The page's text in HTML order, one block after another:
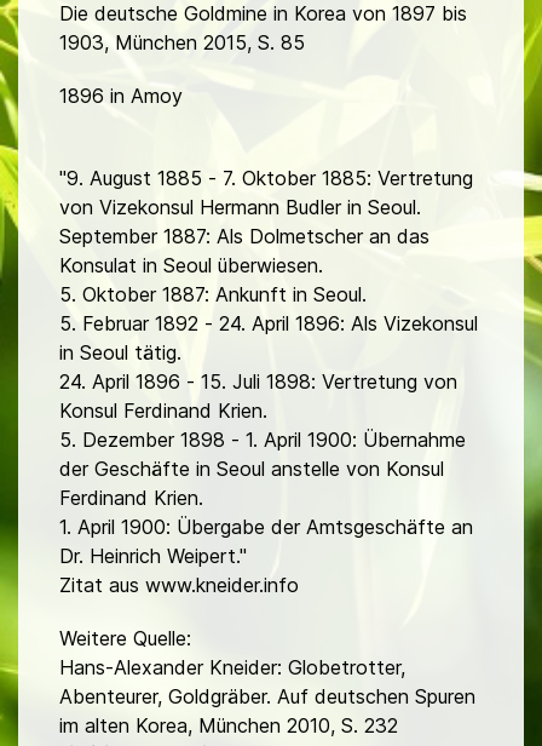
Die deutsche Goldmine in Korea von 1897 bis
1903, München 2015, S. 85
1896 in Amoy
"9. August 1885 - 7. Oktober 1885: Vertretung
von Vizekonsul Hermann Budler in Seoul.
September 1887: Als Dolmetscher an das
Konsulat in Seoul überwiesen.
5. Oktober 1887: Ankunft in Seoul.
5. Februar 1892 - 24. April 1896: Als Vizekonsul
in Seoul tätig.
24. April 1896 - 15. Juli 1898: Vertretung von
Konsul Ferdinand Krien.
5. Dezember 1898 - 1. April 1900: Übernahme
der Geschäfte in Seoul anstelle von Konsul
Ferdinand Krien.
1. April 1900: Übergabe der Amtsgeschäfte an
Dr. Heinrich Weipert."
Zitat aus www.kneider.info
Weitere Quelle:
Hans-Alexander Kneider: Globetrotter,
Abenteurer, Goldgräber. Auf deutschen Spuren
im alten Korea, München 2010, S. 232